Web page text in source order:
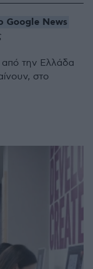
Google News
από την Ελλάδα
στο